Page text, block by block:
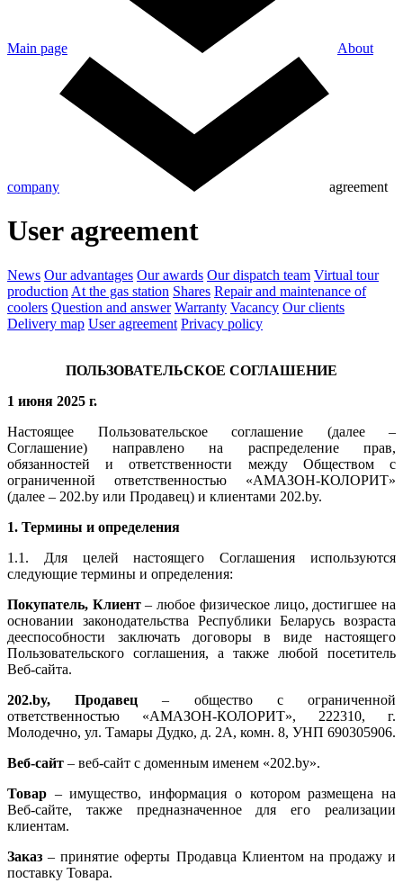
Main page About
company agreement
User agreement
News Our advantages Our awards Our dispatch team Virtual tour
production At the gas station Shares Repair and maintenance of
coolers Question and answer Warranty Vacancy Our clients
Delivery map User agreement Privacy policy
ПОЛЬЗОВАТЕЛЬСКОЕ СОГЛАШЕНИЕ
1 июня 2025 г.
Настоящее Пользовательское соглашение (далее –
Соглашение) направлено на распределение прав,
обязанностей и ответственности между Обществом с
ограниченной ответственностью «АМАЗОН-КОЛОРИТ»
(далее – 202.by или Продавец) и клиентами 202.by.
1. Термины и определения
1.1. Для целей настоящего Соглашения используются
следующие термины и определения:
Покупатель, Клиент– любое физическое лицо, достигшее на
основании законодательства Республики Беларусь возраста
дееспособности заключать договоры в виде настоящего
Пользовательского соглашения, а также любой посетитель
Веб-сайта.
202.by, Продавец – общество с ограниченной
ответственностью «АМАЗОН-КОЛОРИТ», 222310, г.
Молодечно, ул. Тамары Дудко, д. 2А, комн. 8, УНП 690305906.
Веб-сайт – веб-сайт с доменным именем «202.by».
Товар – имущество, информация о котором размещена на
Веб-сайте, также предназначенное для его реализации
клиентам.
Заказ – принятие оферты Продавца Клиентом на продажу и
поставку Товара.